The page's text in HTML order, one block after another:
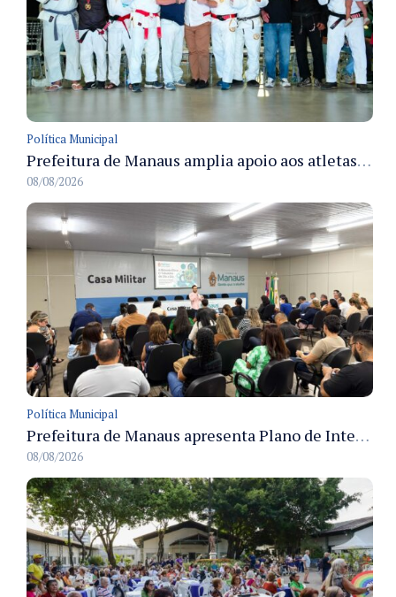
Política Municipal
Prefeitura de Manaus amplia apoio aos atletas de 100 para 150 beneficiados a partir do próximo ano
08/08/2026
Política Municipal
Prefeitura de Manaus apresenta Plano de Integridade da CGM e qualifica servidores para governança e conformidade no biênio 2027-2028
08/08/2026